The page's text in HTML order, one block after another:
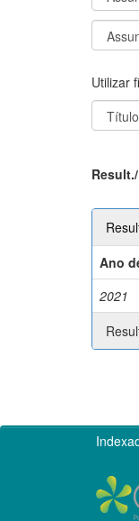
Utilizar
Ano
2021